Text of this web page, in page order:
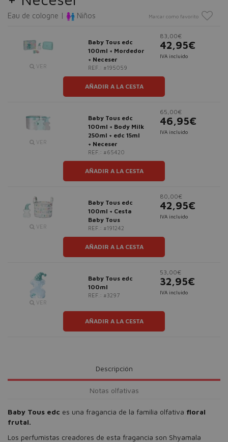
Eau de cologne | Niños Marcar como favorito
VER
Baby Tous edc
100ml + Mordedor
+ Neceser
REF.: #195059
83,00€
42,95€
IVA incluido
AÑADIR A LA CESTA
VER
Baby Tous edc
100ml + Body Milk
250ml + edc 15ml
+ Neceser
REF.: #65420
65,00€
46,95€
IVA incluido
AÑADIR A LA CESTA
VER
Baby Tous edc
100ml + Cesta
Baby Tous
REF.: #191242
80,00€
42,95€
IVA incluido
AÑADIR A LA CESTA
VER
Baby Tous edc
100ml
REF.: #3297
53,00€
32,95€
IVA incluido
AÑADIR A LA CESTA
Descripción
Notas olfativas
Baby Tous edc es una fragancia de la familia olfativa floral
frutal.
Los perfumistas creadores de esta fragancia son Shyamala